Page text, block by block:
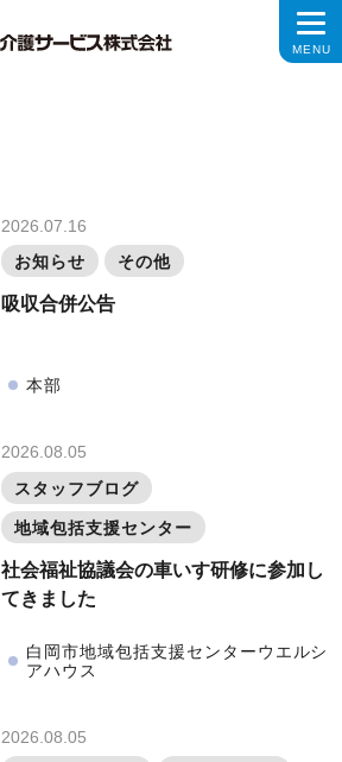
2026.07.16
お知らせ
その他
吸収合併公告
本部
2026.08.05
スタッフブログ
地域包括支援センター
社会福祉協議会の車いす研修に参加し
てきました
白岡市地域包括支援センターウエルシ
アハウス
2026.08.05